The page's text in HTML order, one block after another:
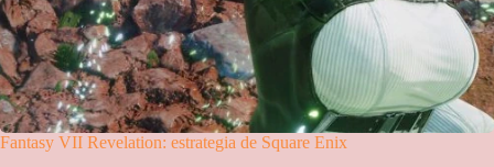
Fantasy VII Revelation: estrategia de Square Enix